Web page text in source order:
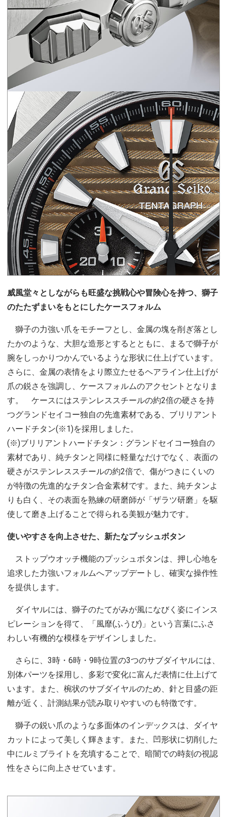
威風堂々としながらも旺盛な挑戦心や冒険心を持つ、獅子
のたたずまいをもとにしたケースフォルム
獅子の力強い爪をモチーフとし、金属の塊を削ぎ落とし
たかのような、大胆な造形とするとともに、まるで獅子が
腕をしっかりつかんでいるような形状に仕上げています。
さらに、金属の表情をより際立たせるヘアライン仕上げが
爪の鋭さを強調し、ケースフォルムのアクセントとなりま
す。 ケースにはステンレススチールの約2倍の硬さを持
つグランドセイコー独自の先進素材である、ブリリアント
ハードチタン(※1)を採用しました。
(※)ブリリアントハードチタン：グランドセイコー独自の
素材であり、純チタンと同様に軽量なだけでなく、表面の
硬さがステンレススチールの約2倍で、傷がつきにくいの
が特徴の先進的なチタン合金素材です。また、純チタンよ
りも白く、その表面を熟練の研磨師が「ザラツ研磨」を駆
使して磨き上げることで得られる美観が魅力です。
使いやすさを向上させた、新たなプッシュボタン
ストップウオッチ機能のプッシュボタンは、押し心地を
追求した力強いフォルムへアップデートし、確実な操作性
を提供します。
ダイヤルには、獅子のたてがみが風になびく姿にインス
ピレーションを得て、「風靡(ふうび)」という言葉にふさ
わしい有機的な模様をデザインしました。
さらに、3時・6時・9時位置の3つのサブダイヤルには、
別体パーツを採用し、多彩で変化に富んだ表情に仕上げて
います。また、椀状のサブダイヤルのため、針と目盛の距
離が近く、計測結果が読み取りやすいのも特徴です。
獅子の鋭い爪のような多面体のインデックスは、ダイヤ
カットによって美しく輝きます。また、凹形状に切削した
中にルミブライトを充填することで、暗闇での時刻の視認
性をさらに向上させています。